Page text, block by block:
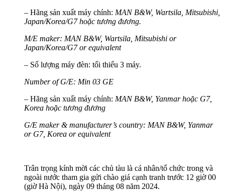
– Hãng sản xuất máy chính: MAN B&W, Wartsila, Mitsubishi,
Japan/Korea/G7 hoặc tương đương.
M/E maker: MAN B&W, Wartsila, Mitsubishi or
Japan/Korea/G7 or equivalent
– Số lượng máy đèn: tối thiểu 3 máy.
Number of G/E: Min 03 GE
– Hãng sản xuất máy chính: MAN B&W, Yanmar hoặc G7,
Korea hoặc tương đương
G/E maker & manufacturer’s country: MAN B&W, Yanmar
or G7, Korea or equivalent
Trân trọng kính mời các chủ tàu là cá nhân/tổ chức trong và
ngoài nước tham gia gửi chào giá cạnh tranh trước 12 giờ 00
(giờ Hà Nội), ngày 09 tháng 08 năm 2024.